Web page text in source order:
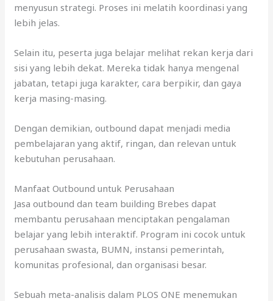
menyusun strategi. Proses ini melatih koordinasi yang
lebih jelas.
Selain itu, peserta juga belajar melihat rekan kerja dari
sisi yang lebih dekat. Mereka tidak hanya mengenal
jabatan, tetapi juga karakter, cara berpikir, dan gaya
kerja masing-masing.
Dengan demikian, outbound dapat menjadi media
pembelajaran yang aktif, ringan, dan relevan untuk
kebutuhan perusahaan.
Manfaat Outbound untuk Perusahaan
Jasa outbound dan team building Brebes dapat
membantu perusahaan menciptakan pengalaman
belajar yang lebih interaktif. Program ini cocok untuk
perusahaan swasta, BUMN, instansi pemerintah,
komunitas profesional, dan organisasi besar.
Sebuah meta-analisis dalam PLOS ONE menemukan